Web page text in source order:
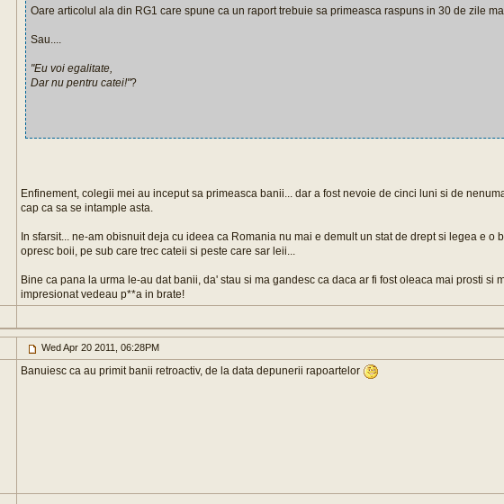
Oare articolul ala din RG1 care spune ca un raport trebuie sa primeasca raspuns in 30 de zile
Sau....
"Eu voi egalitate,
Dar nu pentru catei!"?
Enfinement, colegii mei au inceput sa primeasca banii... dar a fost nevoie de cinci luni si de
cap ca sa se intample asta.
In sfarsit... ne-am obisnuit deja cu ideea ca Romania nu mai e demult un stat de drept si legea e o
opresc boii, pe sub care trec cateii si peste care sar leii...
Bine ca pana la urma le-au dat banii, da' stau si ma gandesc ca daca ar fi fost oleaca mai prosti si
impresionat vedeau p**a in brate!
Wed Apr 20 2011, 06:28PM
Banuiesc ca au primit banii retroactiv, de la data depunerii rapoartelor